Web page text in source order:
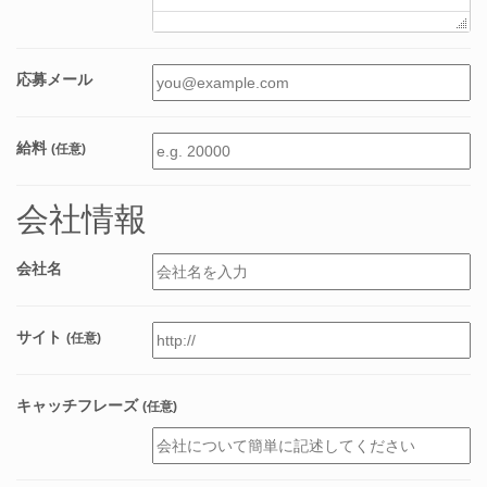
応募メール
給料 (任意)
会社情報
会社名
サイト (任意)
キャッチフレーズ (任意)